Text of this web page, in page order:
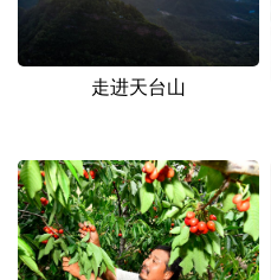
English Español
Русский язык
Deutsch Português
走进天台山